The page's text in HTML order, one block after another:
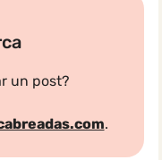
un post?
.